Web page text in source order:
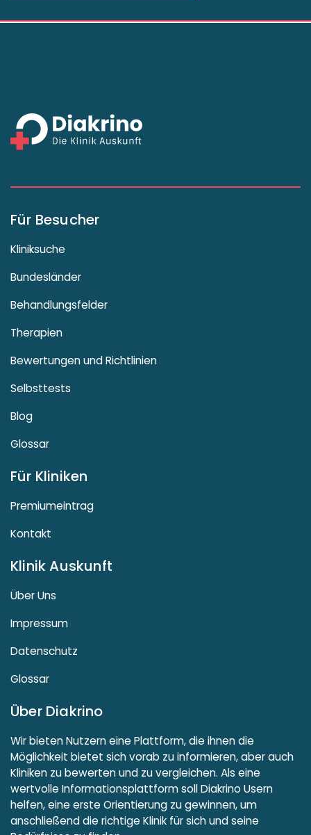
Für Besucher
Kliniksuche
Bundesländer
Behandlungsfelder
Therapien
Bewertungen und Richtlinien
Selbsttests
Blog
Glossar
Für Kliniken
Premiumeintrag
Kontakt
Klinik Auskunft
Über Uns
Impressum
Datenschutz
Glossar
Über Diakrino
Wir bieten Nutzern eine Plattform, die ihnen die
Möglichkeit bietet sich vorab zu informieren, aber auch
Kliniken zu bewerten und zu vergleichen. Als eine
wertvolle Informationsplattform soll Diakrino Usern
helfen, eine erste Orientierung zu gewinnen, um
anschließend die richtige Klinik für sich und seine